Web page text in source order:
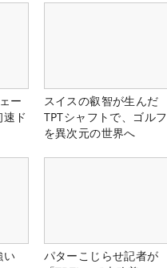
ー
ド
スイスの叡智が生んだ
TPTシャフトで、ゴルフ
を異次元の世界へ
い
パターこじらせ記者が